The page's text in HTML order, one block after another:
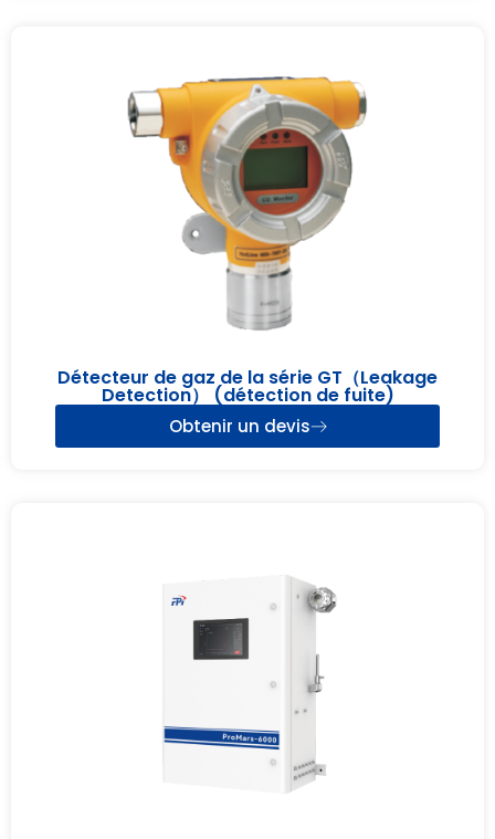
Détecteur de gaz de la série GT（Leakage
Detection） (détection de fuite)
Obtenir un devis